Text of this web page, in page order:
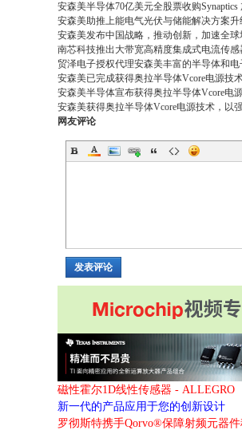
安森美半导体70亿美元全股票收购
安森美助推上能电气光伏与储能解决方案升
安森美发布中国战略，推动创新，加速全球
南芯科技推出大带宽高精度集成式电流传
贸泽电子授权代理安森美丰富的半导体和
安森美已完成获得奥拉半导体Vcore电源技
安森美半导体宣布获得奥拉半导体Vcore电
安森美获得奥拉半导体Vcore电源技术，以
网友评论
发表评论
磁性霍尔1D线性传感器 - ALLEGRO
新一代的产品应用于您的创新设计
罗彻斯特携手Qorvo®保障射频元器